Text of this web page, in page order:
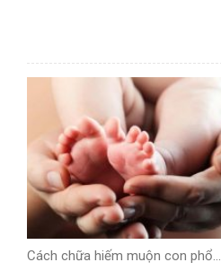
Cách chữa hiếm muộn con phổ...